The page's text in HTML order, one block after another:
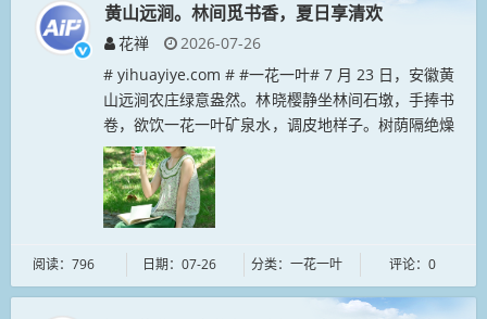
黄山远涧。林间觅书香，夏日享清欢
花禅
2026-07-26
# yihuayiye.com # #一花一叶# 7 月 23 日，安徽黄
山远涧农庄绿意盎然。林晓樱静坐林间石墩，手捧书
卷，欲饮一花一叶矿泉水，调皮地样子。树荫隔绝燥
热，清风裹挟草木气息，书页轻翻，山水、书香与清
甜山...
阅读：796 日期：07-26 分类：一花一叶 评论：0